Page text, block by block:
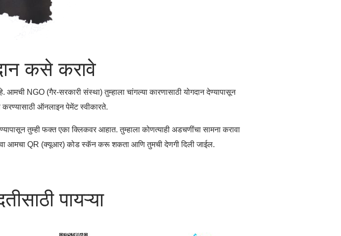
दान कसे करावे
NGO (गैर-सरकारी संस्था) तुम्हाला चांगल्या कारणासाठी योगदान देण्यापासून
करण्यासाठी ऑनलाइन पेमेंट स्वीकारते.
तुम्ही फक्त एका क्लिकवर आहात. तुम्हाला कोणत्याही अडचणींचा सामना करावा
आमचा QR (क्यूआर) कोड स्कॅन करू शकता आणि तुमची देणगी दिली जाईल.
पायऱ्या